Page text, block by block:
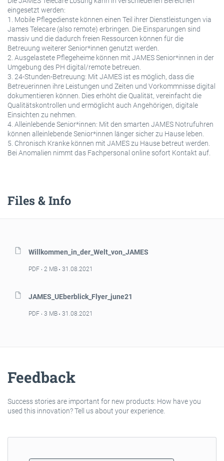
eingesetzt werden:
1. Mobile Pflegedienste können einen Teil ihrer Dienstleistungen via
James Telecare (also remote) erbringen. Die Einsparungen sind
massiv und die dadurch freien Ressourcen können für die
Betreuung weiterer Senior*innen genutzt werden.
2. Ausgelastete Pflegeheime können mit JAMES Senior*innen in der
Umgebung des PH digital/remote betreuen.
3. 24-Stunden-Betreuung: Mit JAMES ist es möglich, dass die
Betreuerinnen ihre Leistungen und Zeiten und Vorkommnisse digital
dokumentieren können. Dies erhöht die Qualität, vereinfacht die
Qualitätskontrollen und ermöglicht auch Angehörigen, digitale
Einsichten zu nehmen.
4. Alleinlebende Senior*innen: Mit den smarten JAMES Notrufuhren
können alleinlebende Senior*innen länger sicher zu Hause leben.
5. Chronisch Kranke können mit JAMES zu Hause betreut werden.
Bei Anomalien nimmt das Fachpersonal online sofort Kontakt auf.
Files & Info
Willkommen_in_der_Welt_von_JAMES
PDF 2 MB 31.08.2021
JAMES_UEberblick_Flyer_june21
PDF 3 MB 31.08.2021
Feedback
Success stories are important for new products: How have you
used this innovation? Tell us about your experience.